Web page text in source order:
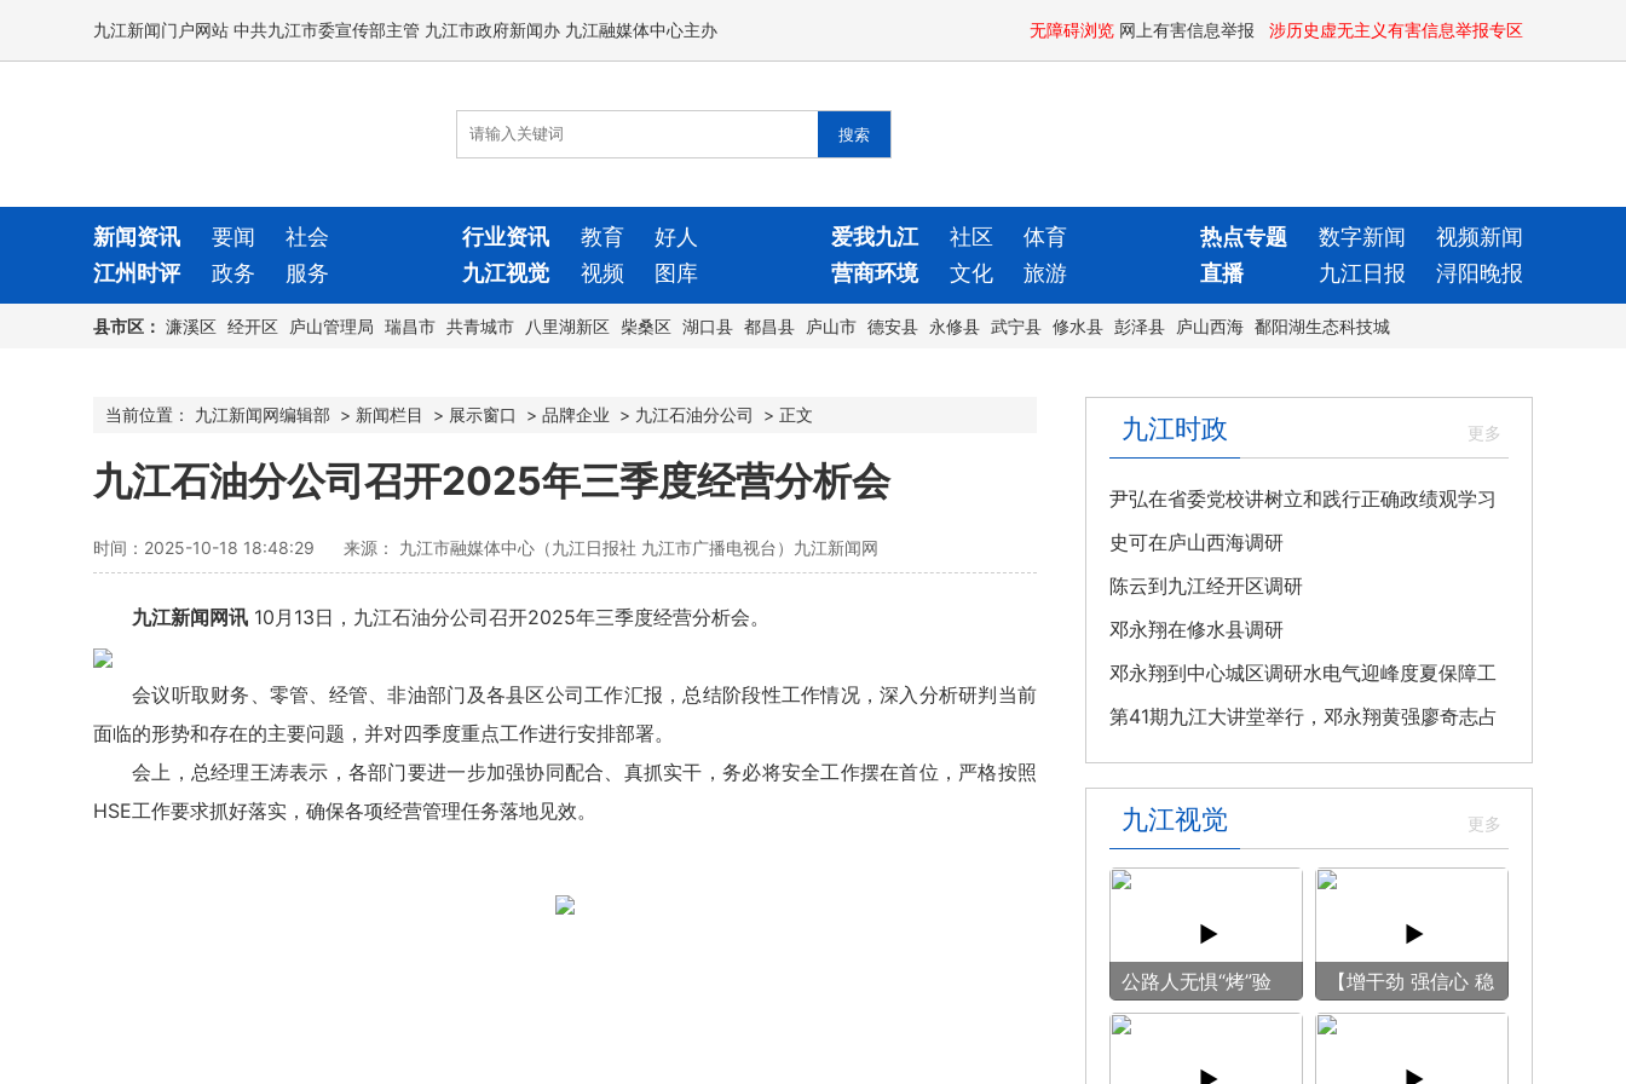
九江新闻门户网站 中共九江市委宣传部主管 九江市政府新闻办 九江融媒体中心主办 无障碍浏览 网上有害信息举报 涉历史虚无主义有害信息举报专区
新闻资讯 要闻 社会 行业资讯 教育 好人 爱我九江 社区 体育 热点专题 数字新闻
视频新闻
江州时评
政务 服务 九江视觉 视频 图库 营商环境 文化 旅游 直播 九江日报 浔阳晚报
县市区： 濂溪区 经开区 庐山管理局 瑞昌市 共青城市 八里湖新区 柴桑区 湖口县 都昌县 庐山市 德安县 永修县 武宁县 修水县 彭泽县 庐山西海 鄱阳湖生态科技城
当前位置： 九江新闻网编辑部 > 新闻栏目 > 展示窗口 > 品牌企业 > 九江石油分公司 > 正文
九江石油分公司召开2025年三季度经营分析会
时间：2025-10-18 18:48:29 来源： 九江市融媒体中心（九江日报社 九江市广播电视台）九江新闻网
九江新闻网讯 10月13日，九江石油分公司召开2025年三季度经营分析会。
会议听取财务、零管、经管、非油部门及各县区公司工作汇报，总结阶段性工作情况，深入分析研判当前
面临的形势和存在的主要问题，并对四季度重点工作进行安排部署。
会上，总经理王涛表示，各部门要进一步加强协同配合、真抓实干，务必将安全工作摆在首位，严格按照
HSE工作要求抓好落实，确保各项经营管理任务落地见效。
九江时政
尹弘在省委党校讲树立和践行正确政绩观学习
教育专题党课
史可在庐山西海调研
陈云到九江经开区调研
邓永翔在修水县调研
邓永翔到中心城区调研水电气迎峰度夏保障工
作
第41期九江大讲堂举行，邓永翔黄强廖奇志占
勇出席
九江视觉
公路人无惧“烤”验
守护畅安旅途
【增干劲 强信心 稳
预期】赏古风游